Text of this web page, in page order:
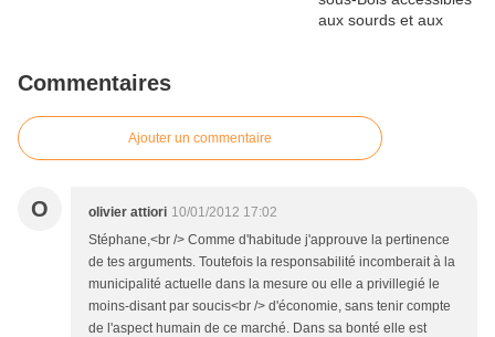
Commentaires
Ajouter un commentaire
O olivier attiori 10/01/2012 17:02
Stéphane,<br /> Comme d'habitude j'approuve la pertinence
de tes arguments. Toutefois la responsabilité incomberait à la
municipalité actuelle dans la mesure ou elle a privillegié le
moins-disant par soucis<br /> d'économie, sans tenir compte
de l'aspect humain de ce marché. Dans sa bonté elle est